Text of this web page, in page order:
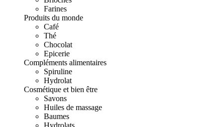
Farines
Produits du monde
Café
Thé
Chocolat
Epicerie
Compléments alimentaires
Spiruline
Hydrolat
Cosmétique et bien être
Savons
Huiles de massage
Baumes
Hydrolats